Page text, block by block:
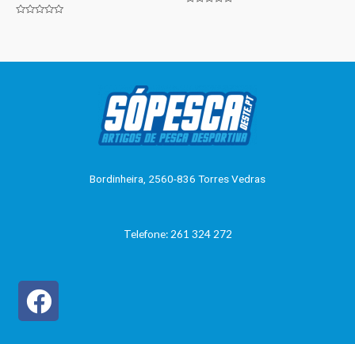
Bordinheira, 2560-836 Torres Vedras
Telefone: 261 324 272